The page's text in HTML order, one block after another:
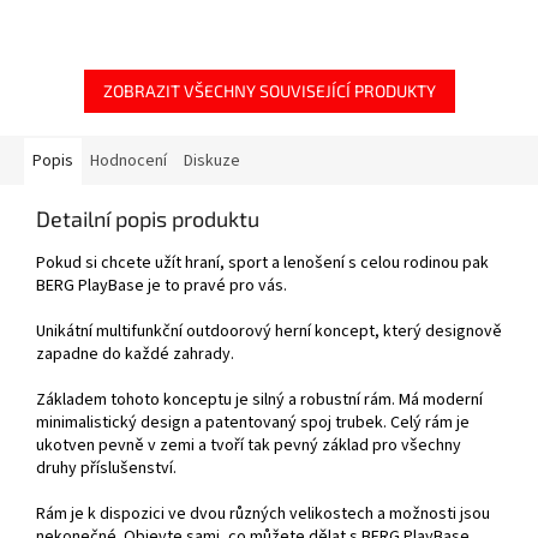
ZOBRAZIT VŠECHNY SOUVISEJÍCÍ PRODUKTY
Popis Hodnocení Diskuze
Detailní popis produktu
Pokud si chcete užít hraní, sport a lenošení s celou rodinou pak
BERG PlayBase je to pravé pro vás.
Unikátní multifunkční outdoorový herní koncept, který designově
zapadne do každé zahrady.
Základem tohoto konceptu je silný a robustní rám. Má moderní
minimalistický design a patentovaný spoj trubek. Celý rám je
ukotven pevně v zemi a tvoří tak pevný základ pro všechny
druhy příslušenství.
Rám je k dispozici ve dvou různých velikostech a možnosti jsou